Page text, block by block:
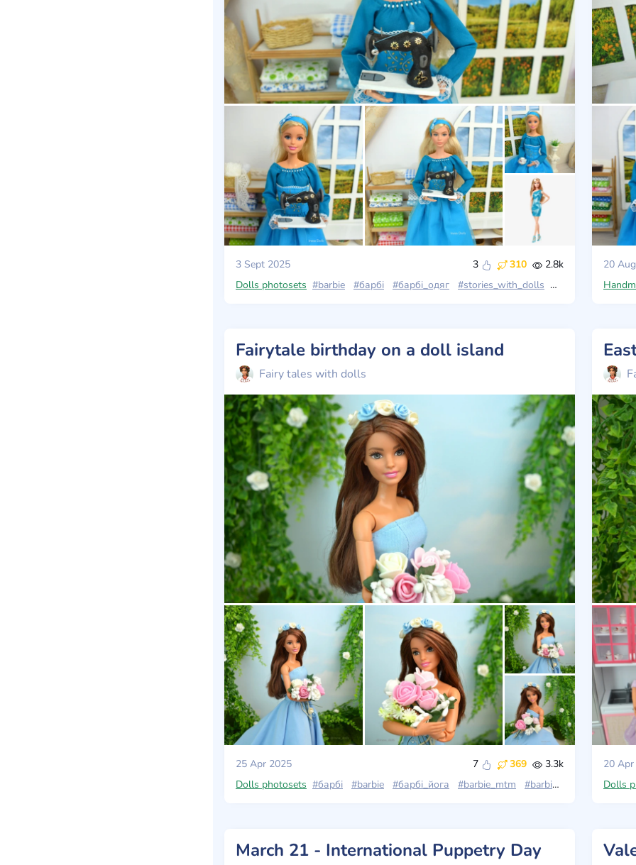
3 Sept 2025 3 310
2.8k
Dolls photosets #barbie #барбі #барбі_одяг #stories_with_dolls #барбі_лукс
20
Fairytale birthday on a doll island
Fairy tales with dolls
25 Apr 2025 7 369
3.3k
Dolls photosets #барбі #barbie #барбі_йога #barbie_mtm #barbie_made_to_move
20
Dolls
March 21 - International Puppetry Day